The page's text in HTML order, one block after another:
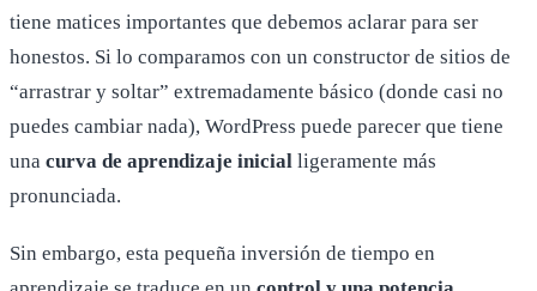
tiene matices importantes que debemos aclarar para ser
honestos. Si lo comparamos con un constructor de sitios de
“arrastrar y soltar” extremadamente básico (donde casi no
puedes cambiar nada), WordPress puede parecer que tiene
una curva de aprendizaje inicial ligeramente más
pronunciada.
Sin embargo, esta pequeña inversión de tiempo en